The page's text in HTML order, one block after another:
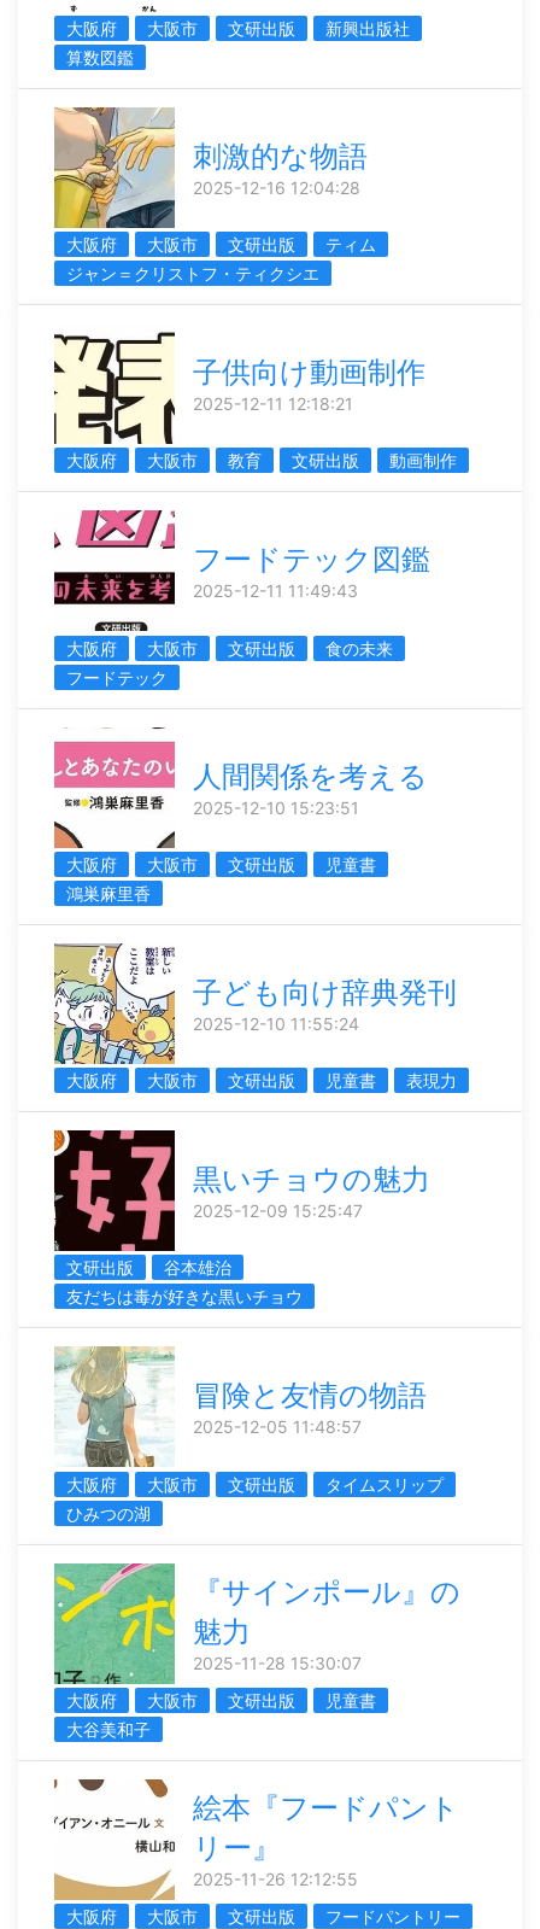
大阪府 大阪市 文研出版
新興出版社
算数図鑑
刺激的な物語
2025-12-16 12:04:28
大阪府 大阪市 文研出版
ティム
ジャン＝クリストフ・ティクシエ
子供向け動画制作
2025-12-11 12:18:21
大阪府 大阪市 教育 文研出版 動画制作
フードテック図鑑
2025-12-11 11:49:43
大阪府 大阪市 文研出版
食の未来
フードテック
人間関係を考える
2025-12-10 15:23:51
大阪府 大阪市 文研出版
児童書
鴻巣麻里香
子ども向け辞典発刊
2025-12-10 11:55:24
大阪府 大阪市 文研出版 児童書 表現力
黒いチョウの魅力
2025-12-09 15:25:47
文研出版
谷本雄治
友だちは毒が好きな黒いチョウ
冒険と友情の物語
2025-12-05 11:48:57
大阪府 大阪市 文研出版
タイムスリップ
ひみつの湖
『サインポール』の
魅力
2025-11-28 15:30:07
大阪府
大阪市 文研出版
児童書
大谷美和子
絵本『フードパント
リー』
2025-11-26 12:12:55
大阪府
大阪市 文研出版
フードパントリー